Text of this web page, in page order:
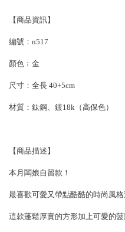
【商品資訊】
編號：n517
顏色﹔金
尺寸：全長 40+5cm
材質：鈦鋼、鍍18k（高保色）
【商品描述】
本月闆娘自留款！
最喜歡可愛又帶點酷酷的時尚風格
這款蓬鬆厚實的方形加上可愛的菠